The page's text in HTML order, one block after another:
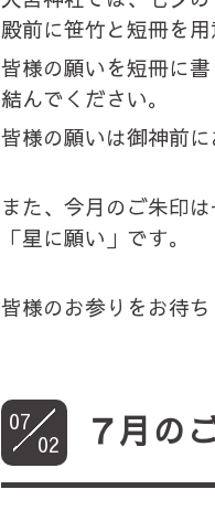
殿前に笹竹と短冊を用
皆様の願いを短冊に
結んでください。
皆様の願いは御神前に
また、今月のご朱印
「星に願い」です。
皆様のお参りをお待ち
07
02
７月の